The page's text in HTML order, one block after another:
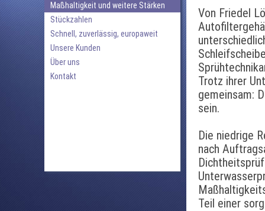
Maßhaltigkeit und weitere Stärken
Stückzahlen
Schnell, zuverlässig, europaweit
Unsere Kunden
Über uns
Kontakt
Von Friedel
Trotz ihrer
gemeinsam:
sein.
Die niedrige
nach
Teil einer